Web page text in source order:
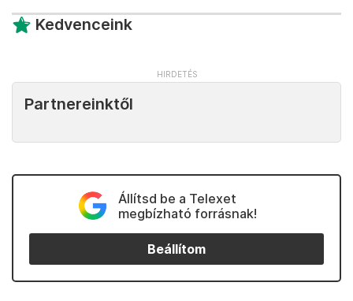
Kedvenceink
Partnereinktől
Állítsd be a Telexet
megbízható forrásnak!
Beállítom